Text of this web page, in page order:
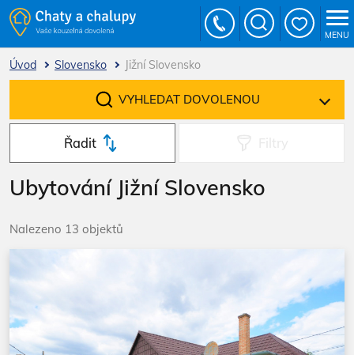
Úvod Slovensko Jižní Slovensko
Řadit
Ubytování Jižní Slovensko
Nalezeno 13 objektů
VYHLEDAT DOVOLENOU
MENU